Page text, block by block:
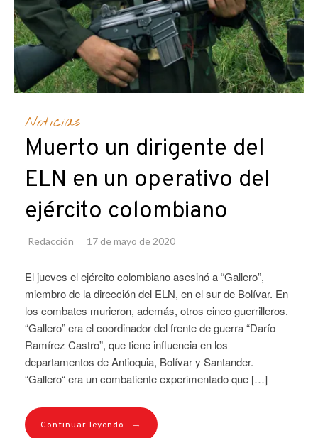
Noticias
Muerto un dirigente del
ELN en un operativo del
ejército colombiano
Redacción 17 de mayo de 2020
El jueves el ejército colombiano asesinó a “Gallero”,
miembro de la dirección del ELN, en el sur de Bolívar. En
los combates murieron, además, otros cinco guerrilleros.
“Gallero” era el coordinador del frente de guerra “Darío
Ramírez Castro”, que tiene influencia en los
departamentos de Antioquia, Bolívar y Santander.
“Gallero“ era un combatiente experimentado que […]
Continuar leyendo →